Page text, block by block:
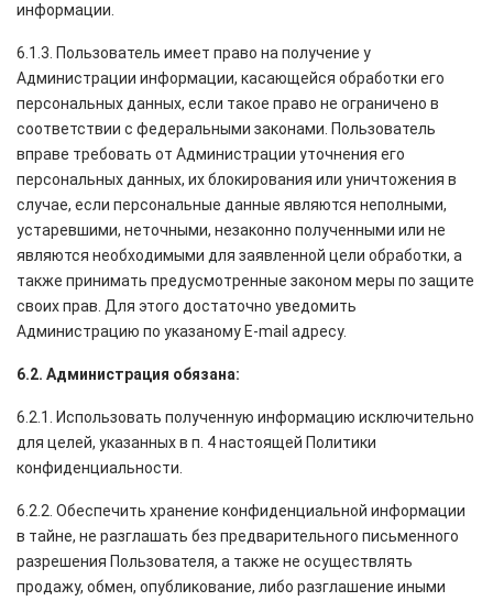
информации.
6.1.3. Пользователь имеет право на получение у
Администрации информации, касающейся обработки его
персональных данных, если такое право не ограничено в
соответствии с федеральными законами. Пользователь
вправе требовать от Администрации уточнения его
персональных данных, их блокирования или уничтожения в
случае, если персональные данные являются неполными,
устаревшими, неточными, незаконно полученными или не
являются необходимыми для заявленной цели обработки, а
также принимать предусмотренные законом меры по защите
своих прав. Для этого достаточно уведомить
Администрацию по указаному E-mail адресу.
6.2. Администрация обязана:
6.2.1. Использовать полученную информацию исключительно
для целей, указанных в п. 4 настоящей Политики
конфиденциальности.
6.2.2. Обеспечить хранение конфиденциальной информации
в тайне, не разглашать без предварительного письменного
разрешения Пользователя, а также не осуществлять
продажу, обмен, опубликование, либо разглашение иными